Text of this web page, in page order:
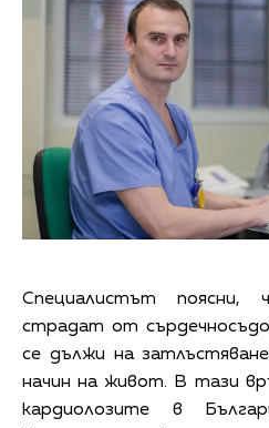
Специалистът поясни,
страдат от
се дължи на
начин на живот. В тази
кардиолозите в